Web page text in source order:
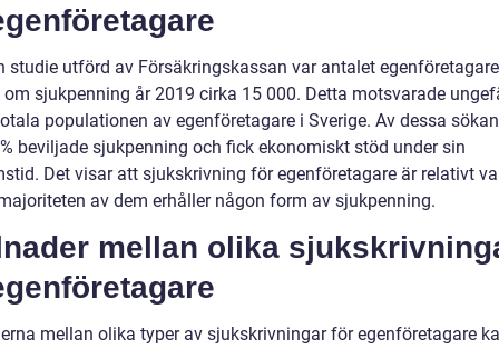
studie utförd av Försäkringskassan var antalet
sjukpenning år 2019 cirka 15 000. Detta motsvarade
populationen av egenföretagare i Sverige. Av dessa
beviljade sjukpenning och fick ekonomiskt stöd under sin
Det visar att sjukskrivning för egenföretagare är relativt
av dem erhåller någon form av sjukpenning.
mellan olika
mellan olika typer av sjukskrivningar för egenföretagare